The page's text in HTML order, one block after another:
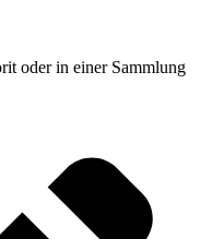
oder in einer Sammlung